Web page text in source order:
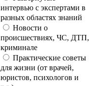
интервью с экспертами в
разных областях знаний
Новости о
происшествиях, ЧС, ДТП,
криминале
Практические советы
для жизни (от врачей,
юристов, психологов и